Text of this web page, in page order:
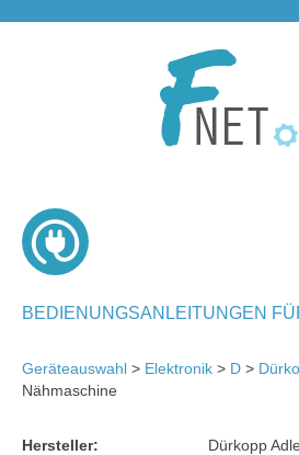
BEDIENUNGSANLEITUNGEN
Geräteauswahl > Elektronik > D >
Nähmaschine
Hersteller:
Dürkopp